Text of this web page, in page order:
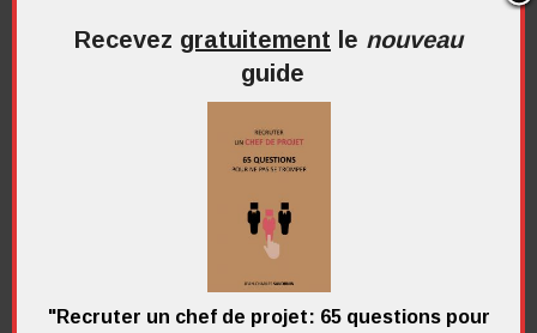
une réduction de coûts
une amélioration de l’image
le respect d’une réglementation
donc décomposé en 4 phases:
Recevez gratuitement le nouveau
guide
"Recruter un chef de projet: 65 questions pour